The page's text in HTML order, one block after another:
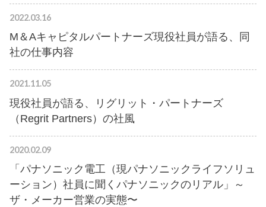
2022.03.16
M＆Aキャピタルパートナーズ現役社員が語る、同
社の仕事内容
2021.11.05
現役社員が語る、リグリット・パートナーズ
（Regrit Partners）の社風
2020.02.09
「パナソニック電工（現パナソニックライフソリュ
ーション）社員に聞くパナソニックのリアル」～
ザ・メーカー営業の実態〜